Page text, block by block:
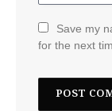
Save my
for the next